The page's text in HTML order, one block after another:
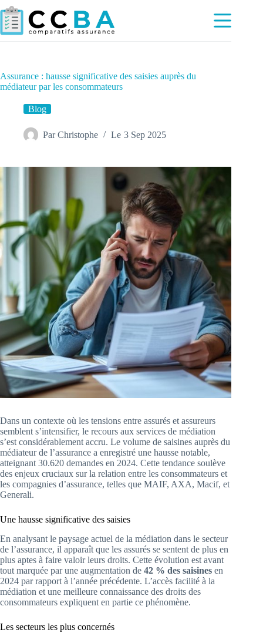
Passer
au
contenu
Assurance : hausse significative des saisies auprès du
médiateur par les consommateurs
Blog
Par Christophe Le 3 Sep 2025
Dans un contexte où les tensions entre assurés et assureurs
semblent s’intensifier, le recours aux services de médiation
s’est considérablement accru. Le volume de saisines auprès du
médiateur de l’assurance a enregistré une hausse notable,
atteignant 30.620 demandes en 2024. Cette tendance soulève
des enjeux cruciaux sur la relation entre les consommateurs et
les compagnies d’assurance, telles que MAIF, AXA, Macif, et
Generali.
Une hausse significative des saisies
En analysant le paysage actuel de la médiation dans le secteur
de l’assurance, il apparaît que les assurés se sentent de plus en
plus aptes à faire valoir leurs droits. Cette évolution est avant
tout marquée par une augmentation de 42 % des saisines en
2024 par rapport à l’année précédente. L’accès facilité à la
médiation et une meilleure connaissance des droits des
consommateurs expliquent en partie ce phénomène.
Les secteurs les plus concernés